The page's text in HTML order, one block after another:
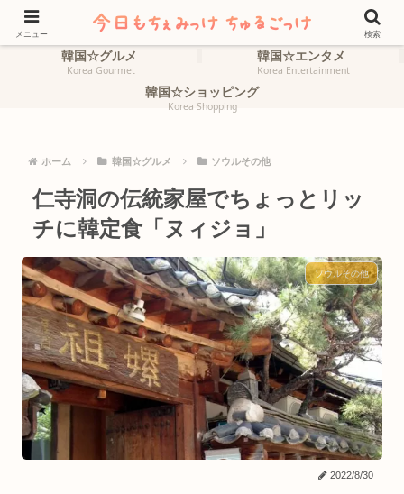
ホーム
HOME
韓国☆旅行
韓国☆グルメ
Korea Gourmet
韓国☆エンタメ
Korea Entertainment
韓国☆ショッピング
Korea Shopping
ホーム 韓国☆グルメ ソウルその他
仁寺洞の伝統家屋でちょっとリッ
チに韓定食「ヌィジョ」
ソウルその他
2022/8/30
メニュー 検索